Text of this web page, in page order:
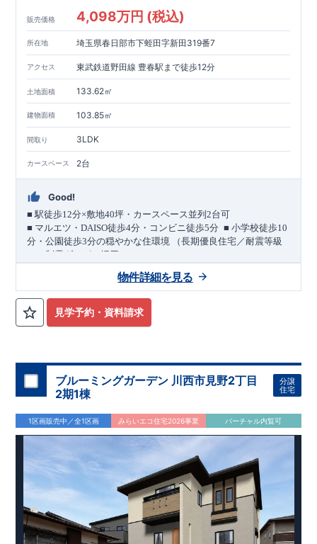
3 を取得建築基準法で定められ
た、｢数百年に一度発生する地震に対して、倒壊、崩壊しな
い。｣という基準から、さらに1.5倍の耐震力を達成していま
す。
安心の長期優良住宅！
もっと詳しく
◇東栄住宅は、全 7つの技術基準のうち、
つの最高等級を取得
◇ 長期優良住宅とは、｢良い家を作って、きちんと手入れをし
て、長く大切に使う｣ことを目的とした認定制度。住宅ローン減
税、固定資産税などの税制優遇を受けられるだけでなく、中古
市場でも、長期優良住宅が有利に働きます。
住宅性能評価ダブル取得！
◇設計住宅性能評価：建物設計段階で、国が認めた第三機関が
評価しております。
◇建設住宅性能評価：評価を受けた図面通りに施工されている
か、建設までに計
けでなく、「現場の施工状況」を検査した上で、品質を保証し
ております
アフターサポート
◇最大60 年間の品質保証 、お引渡し後 最大10回の無料定期点検
を実施
◇お引渡しからが本当のお付き合いだと考え、アフターサービ
スを外部の業者に委託せず、東栄住宅グループ「東栄ホームサ
ービス株式会社」にて責任をもって対応いたします。
住まいの工夫をショート動画でご紹介中
気になる！見たい！話を聞きたい！！
ぜひ一度ご相談ください！ 「少し見てみたい」「話だけ聞いて
みたい」といった段階でも大歓迎です。 お子さま連れでのご見
TEL：0120-0038-63】
受付時間：9:30～18:30
※火曜・水曜定休
販売価格 4,098万円 (税込)
所在地 埼玉県春日部市下蛭田字新田319番7
アクセス 東武鉄道野田線 豊春駅まで徒歩12分
土地面積 133.62㎡
建物面積 103.85㎡
間取り 3LDK
カースペース 2台
Good!
■駅徒歩12分×敷地40坪・カースペース並列2台可
■ マルエツ・DAISO徒歩4分・コンビニ徒歩5分 ​■小学校徒歩10
分・公園徒歩3分の穏やかな住環境
（長期優良住宅／耐震等級
３・制震ダンパー採用）
穏やかな住宅街に位置し、 県道
坪、カースペース並列2台を確保した
す。
■ 買物施設が徒歩圏内に充実 マルエツ 徒歩
徒歩 4
分 ほか
で、 ＋1室として使える可変型プランを採用しています。
玄関には可動棚付き土間収納
収納庫を備えた、ゆとりある洗面スペース
可動棚やカウンターを備えた
住宅設備のポイント
■ 太陽光発電 標準搭載 自家消費分は月額サービス料０円。※サー
年間）中の売電収入は事業者に帰属しますが、
約満了後は売電収入を含めお客様に帰属します。
ホテルライクで実用的な洗面スペース （
オープンサニタリー
irodori
／詳細ページへ）
家計にやさしい住宅性能
■長期優良住宅 住宅ローン控除額の優遇、
固定資産税の減額期間
延長など 税制面でのメリットが受けられます。
■耐震等級３ 制震ダンパー 建築基準法の 倍の耐震性。 地震保
見学予約・資料請求
物件詳細を見る
ブルーミングガーデン 川西市見野2丁目
2期1棟
分譲
住宅
1区画販売中／全1区画 みらいエコ住宅2026事業 バーチャル内覧可